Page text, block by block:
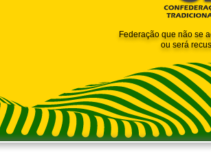
Federação que não se
ou será